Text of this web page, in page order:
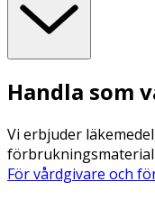
Handla som
Vi erbjuder
För vårdgivare och